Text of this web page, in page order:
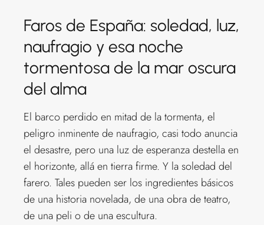
Faros de España: soledad, luz,
naufragio y esa noche
tormentosa de la mar oscura
del alma
El barco perdido en mitad de la tormenta, el
peligro inminente de naufragio, casi todo anuncia
el desastre, pero una luz de esperanza destella en
el horizonte, allá en tierra firme. Y la soledad del
farero. Tales pueden ser los ingredientes básicos
de una historia novelada, de una obra de teatro,
de una peli o de una escultura.